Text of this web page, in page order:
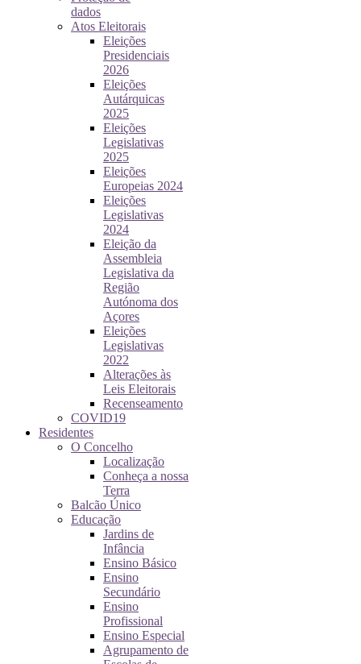
dados
Atos Eleitorais
Eleições
Presidenciais
2026
Eleições
Autárquicas
2025
Eleições
Legislativas
2025
Eleições
Europeias 2024
Eleições
Legislativas
2024
Eleição da
Assembleia
Legislativa da
Região
Autónoma dos
Açores
Eleições
Legislativas
2022
Alterações às
Leis Eleitorais
Recenseamento
COVID19
Residentes
O Concelho
Localização
Conheça a nossa
Terra
Balcão Único
Educação
Jardins de
Infância
Ensino Básico
Ensino
Secundário
Ensino
Profissional
Ensino Especial
Agrupamento de